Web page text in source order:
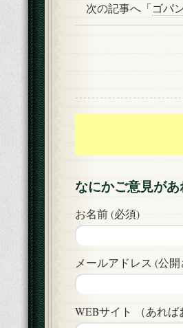
次の記事へ「ゴパ
なにかご意見が
お名前 (必須)
メールアドレス (公
WEBサイト （あれば